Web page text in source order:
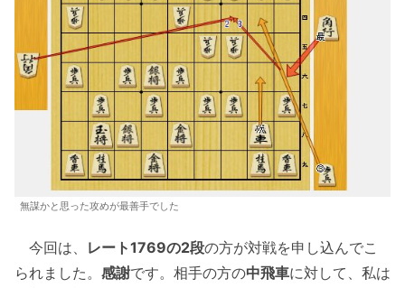
無謀かと思った攻めが最善手でした
今回は、 レート1769の2段の方が対戦を申し込んでこ
られました。 感謝です。相手の方の中飛車に対して、私は